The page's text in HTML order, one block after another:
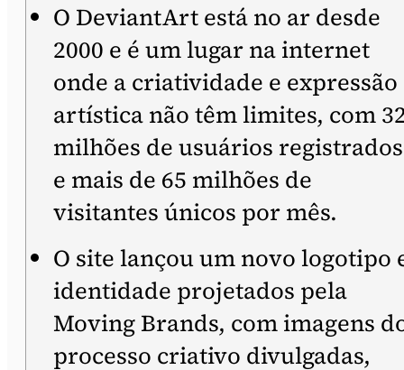
O DeviantArt está no ar desde
2000 e é um lugar na internet
onde a criatividade e expressão
artística não têm limites, com
milhões de usuários registrados
e mais de 65 milhões de
visitantes únicos por mês.
O site lançou um novo logotipo
identidade projetados pela
Moving Brands, com imagens
processo criativo divulgadas,